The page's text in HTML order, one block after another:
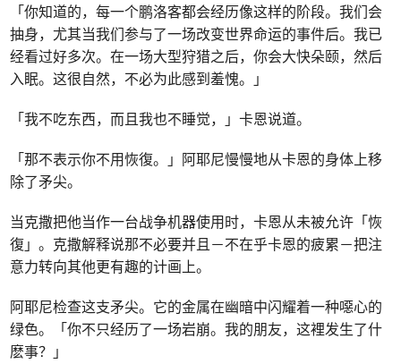
「你知道的，每一个鹏洛客都会经历像这样的阶段。我们会
抽身，尤其当我们参与了一场改变世界命运的事件后。我已
经看过好多次。在一场大型狩猎之后，你会大快朵颐，然后
入眠。这很自然，不必为此感到羞愧。」
「我不吃东西，而且我也不睡觉，」卡恩说道。
「那不表示你不用恢復。」阿耶尼慢慢地从卡恩的身体上移
除了矛尖。
当克撒把他当作一台战争机器使用时，卡恩从未被允许「恢
復」。克撒解释说那不必要并且－不在乎卡恩的疲累－把注
意力转向其他更有趣的计画上。
阿耶尼检查这支矛尖。它的金属在幽暗中闪耀着一种噁心的
绿色。「你不只经历了一场岩崩。我的朋友，这裡发生了什
麽事？」